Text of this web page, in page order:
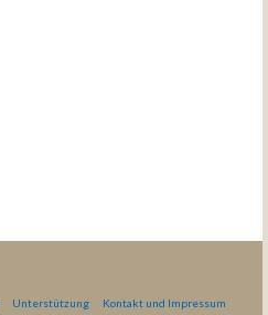
Unterstützung Kontakt und Impressum